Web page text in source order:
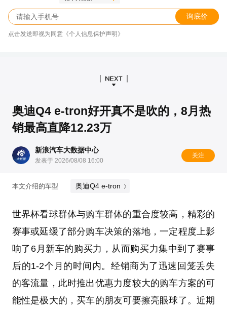
询底价
点击发送即视为同意《个人信息保护声明》
奥迪Q4 e-tron好开真不是吹的，8月热
销最高直降12.23万
新浪汽车大数据中心
发表于 2026/08/08 16:00
关注
本文介绍的车型 奥迪Q4 e-tron
世界杯看球群体与购车群体的重合度较高，精彩的
赛事或延缓了部分购车决策的落地，一定程度上影
响了6月新车的购买力，从而购买力集中到了赛事
后的1-2个月的时间内。经销商为了迅速回笼丢失
的客流量，此时推出优惠力度较大的购车方案的可
能性是极大的，买车的朋友可要擦亮眼球了。近期